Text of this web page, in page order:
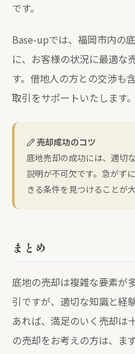
です。
Base-upでは、福岡市内の
に、お客様の状況に最適な
す。借地人の方との交渉も
取引をサポートいたします。
売却成功のコツ
底地売却の成功には、適切
説明が不可欠です。急がず
きる条件を見つけることが大
まとめ
底地の売却は複雑な要素が
引ですが、適切な知識と経
あれば、満足のいく売却は
の売却をお考えの方は、ま